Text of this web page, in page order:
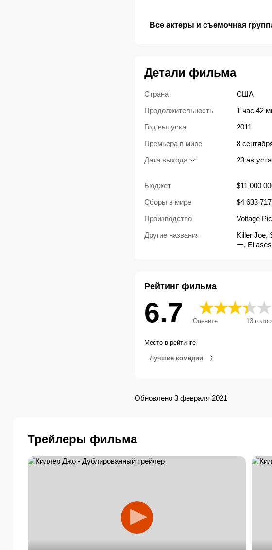
Все актеры и съемочная
Детали фильма
Страна
США
Продолжительность
1 час 42
Год выпуска
2011
Премьера в мире
8
Дата выхода
23
Бюджет
$11 000
Сборы в мире
$4 633 717
Производство
Voltage
Другие названия
Killer Joe,
ー, El
Рейтинг фильма
6.7 Оцените 13
Место в рейтинге
Лучшие комедии
Обновлено 3 февраля 2021
Трейлеры фильма